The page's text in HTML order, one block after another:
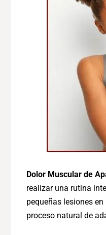
Dolor Muscular de
realizar una rutina
pequeñas lesiones
proceso natural de